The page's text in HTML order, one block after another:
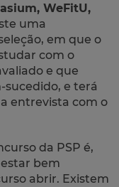
WeFitU,
uma
em que o
com o
e que
sucedido, e terá
entrevista com o
da PSP é,
bem
abrir. Existem